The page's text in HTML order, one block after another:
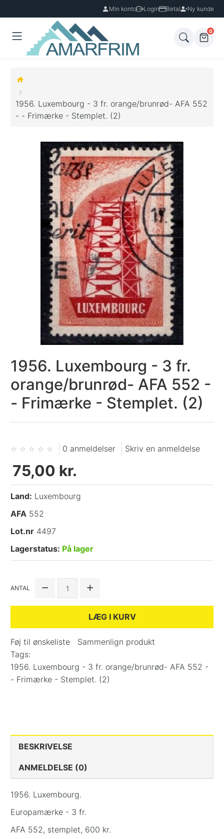
Min konto Login Betal Ny kunde
0
1956. Luxembourg - 3 fr. orange/brunrød- AFA 552
- - Frimærke - Stemplet. (2)
1956. Luxembourg - 3 fr.
orange/brunrød- AFA 552 -
- Frimærke - Stemplet. (2)
0 anmeldelser Skriv en anmeldelse
75,00 kr.
Land: Luxembourg
AFA 552
Lot.nr 4497
Lagerstatus: På lager
ANTAL
LÆG I KURV
Føj til ønskeliste
Sammenlign produkt
Tags:
1956. Luxembourg - 3 fr. orange/brunrød- AFA 552 -
- Frimærke - Stemplet. (2)
BESKRIVELSE
ANMELDELSE (0)
1956. Luxembourg.
Europamærke - 3 fr.
AFA 552, stemplet, 600 kr.